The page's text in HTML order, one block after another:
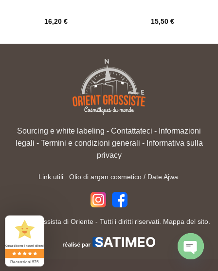
16,20 € 15,50 €
Sourcing e white labeling - Contattateci - Informazioni
legali - Termini e condizioni generali - Informativa sulla
privacy
Link utili : Olio di argan cosmetico/ Date Ajwa
2026 © Grossista di Oriente - Tutti i diritti riservati. Mappa del sito.
Cosa dicono i nostri clienti
Recensioni 575